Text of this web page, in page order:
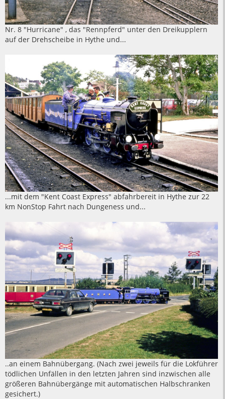
Nr. 8 "Hurricane" , das "Rennpferd" unter den Dreikupplern
auf der Drehscheibe in Hythe und...
...mit dem "Kent Coast Express" abfahrbereit in Hythe zur 22
km NonStop Fahrt nach Dungeness und...
..an einem Bahnübergang. (Nach zwei jeweils für die Lokführer
tödlichen Unfällen in den letzten Jahren sind inzwischen alle
größeren Bahnübergänge mit automatischen Halbschranken
gesichert.)